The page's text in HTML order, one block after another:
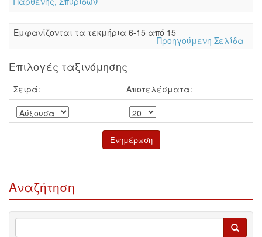
Eμφανίζονται τα τεκμήρια 6-15 από 15
Προηγούμενη Σελίδα
Επιλογές ταξινόμησης
Σειρά: Αποτελέσματα:
Αναζήτηση